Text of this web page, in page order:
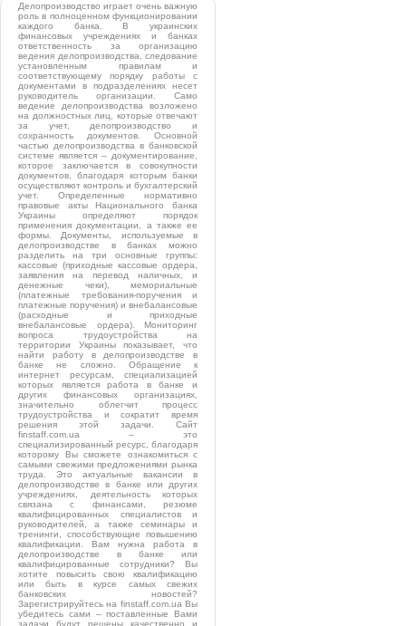
Делопроизводство играет очень важную
роль в полноценном функционировании
каждого банка. В украинских
финансовых учреждениях и банках
ответственность за организацию
ведения делопроизводства, следование
установленным правилам и
соответствующему порядку работы с
документами в подразделениях несет
руководитель организации. Само
ведение делопроизводства возложено
на должностных лиц, которые отвечают
за учет, делопроизводство и
сохранность документов. Основной
частью делопроизводства в банковской
системе является – документирование,
которое заключается в совокупности
документов, благодаря которым банки
осуществляют контроль и бухгалтерский
учет. Определенные нормативно
правовые акты Национального банка
Украины определяют порядок
применения документации, а также ее
формы. Документы, используемые в
делопроизводстве в банках можно
разделить на три основные группы:
кассовые (приходные кассовые ордера,
заявления на перевод наличных, и
денежные чеки), мемориальные
(платежные требования-поручения и
платежные поручения) и внебалансовые
(расходные и приходные
внебалансовые ордера). Мониторинг
вопроса трудоустройства на
территории Украины показывает, что
найти работу в делопроизводстве в
банке не сложно. Обращение к
интернет ресурсам, специализацией
которых является работа в банке и
других финансовых организациях,
значительно облегчит процесс
трудоустройства и сократит время
решения этой задачи. Сайт
finstaff.com.ua – это
специализированный ресурс, благодаря
которому Вы сможете ознакомиться с
самыми свежими предложениями рынка
труда. Это актуальные вакансии в
делопроизводстве в банке или других
учреждениях, деятельность которых
связана с финансами, резюме
квалифицированных специалистов и
руководителей, а также семинары и
тренинги, способствующие повышению
квалификации. Вам нужна работа в
делопроизводстве в банке или
квалифицированные сотрудники? Вы
хотите повысить свою квалификацию
или быть в курсе самых свежих
банковских новостей?
Зарегистрируйтесь на finstaff.com.ua Вы
убедитесь сами – поставленные Вами
задачи будут решены качественно и